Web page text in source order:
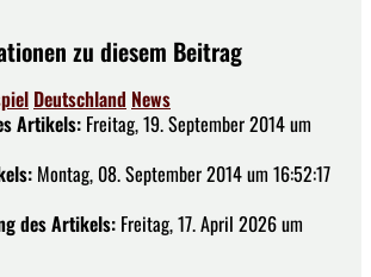
zu diesem Beitrag
Deutschland News
Artikels: Freitag, 19. September 2014 um
Montag, 08. September 2014 um 16:52:17
des Artikels: Freitag, 17. April 2026 um